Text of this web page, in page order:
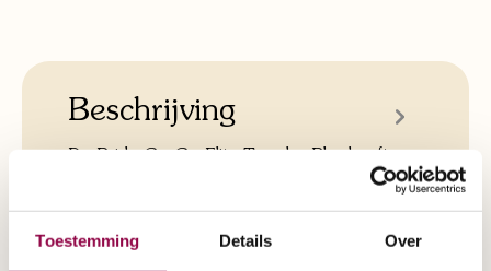
Toestemming Details Over
Beschrijving
De Pride Go Go Elite Traveler Plus heeft
naast de voordelen van de reguliere Elite
Traveler nog een aantal grote Plussen.
De…Meer